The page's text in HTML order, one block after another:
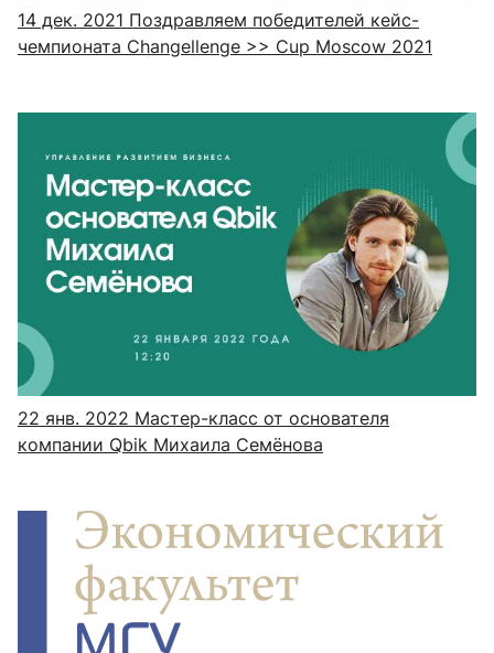
14 дек. 2021 Поздравляем победителей кейс-
чемпионата Changellenge >> Cup Moscow 2021
22 янв. 2022 Мастер-класс от основателя
компании Qbik Михаила Семёнова